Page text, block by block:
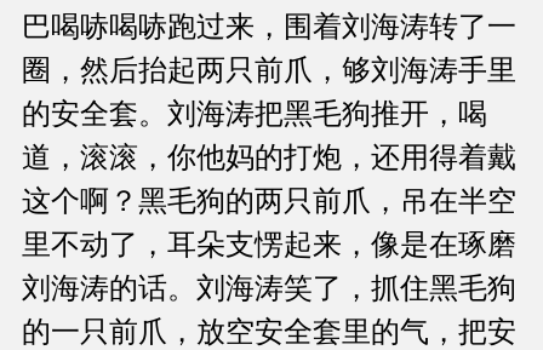
巴喝哧喝哧跑过来，围着刘海涛转了一
圈，然后抬起两只前爪，够刘海涛手里
的安全套。刘海涛把黑毛狗推开，喝
道，滚滚，你他妈的打炮，还用得着戴
这个啊？黑毛狗的两只前爪，吊在半空
里不动了，耳朵支愣起来，像是在琢磨
刘海涛的话。刘海涛笑了，抓住黑毛狗
的一只前爪，放空安全套里的气，把安